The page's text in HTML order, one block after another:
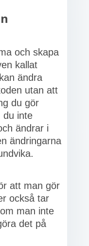
och skapa
kallat
ändra
utan att
du gör
du inte
ändrar i
ändringarna
att man gör
också tar
man inte
det på